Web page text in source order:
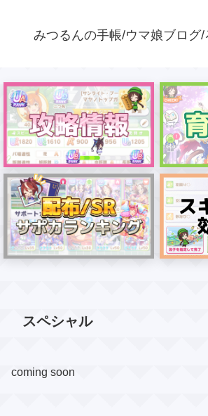
みつるんの手帳/ウマ娘ブログ
スペシャル
coming soon